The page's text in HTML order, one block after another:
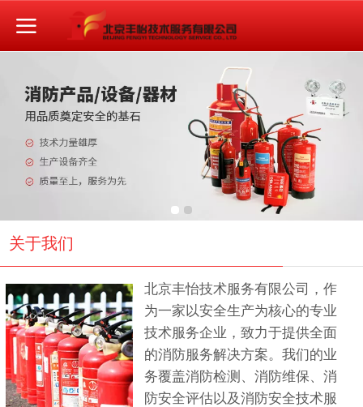
关于我们
北京丰怡技术服务有限公司，作
为一家以安全生产为核心的专业
技术服务企业，致力于提供全面
的消防服务解决方案。我们的业
务覆盖消防检测、消防维保、消
防安全评估以及消防安全技术服